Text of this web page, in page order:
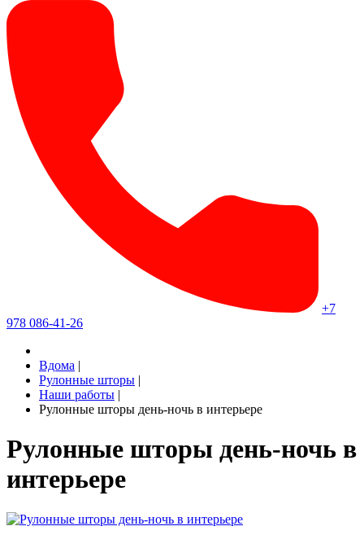
+7
978 086-41-26
Вдома |
Рулонные шторы |
Наши работы |
Рулонные шторы день-ночь в интерьере
Рулонные шторы день-ночь в
интерьере